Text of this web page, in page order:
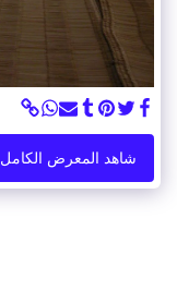
شاهد المعرض الكامل